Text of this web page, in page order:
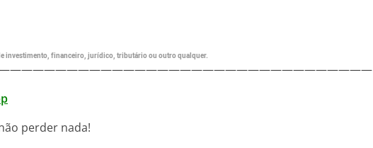
investimento, financeiro, jurídico, tributário ou outro qualquer.
perder nada!